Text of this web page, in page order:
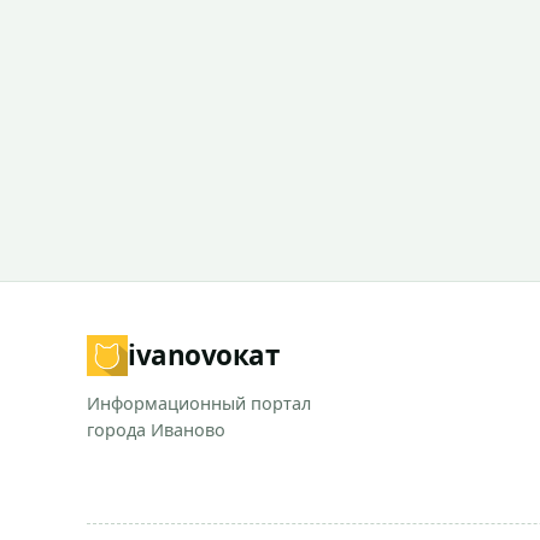
ivanovoкат
Информационный портал
города Иваново